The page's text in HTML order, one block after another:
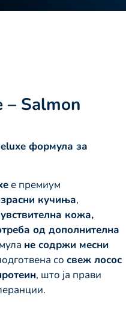
Salmon
формула за
е премиум
кучиња,
кожа,
од дополнителна
не содржи месни
со свеж лосос
, што ја прави